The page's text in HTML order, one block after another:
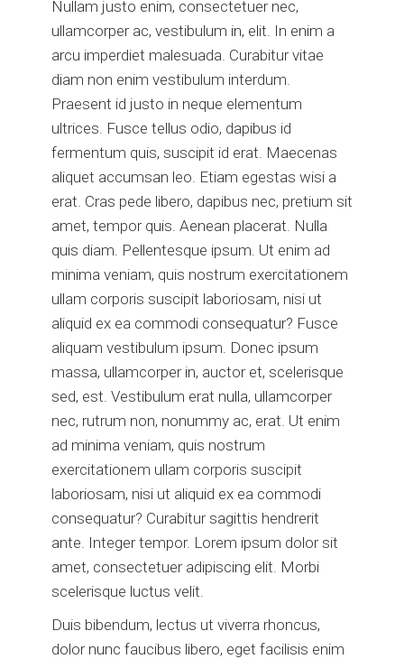
Nullam justo enim, consectetuer nec,
ullamcorper ac, vestibulum in, elit. In enim a
arcu imperdiet malesuada. Curabitur vitae
diam non enim vestibulum interdum.
Praesent id justo in neque elementum
ultrices. Fusce tellus odio, dapibus id
fermentum quis, suscipit id erat. Maecenas
aliquet accumsan leo. Etiam egestas wisi a
erat. Cras pede libero, dapibus nec, pretium sit
amet, tempor quis. Aenean placerat. Nulla
quis diam. Pellentesque ipsum. Ut enim ad
minima veniam, quis nostrum exercitationem
ullam corporis suscipit laboriosam, nisi ut
aliquid ex ea commodi consequatur? Fusce
aliquam vestibulum ipsum. Donec ipsum
massa, ullamcorper in, auctor et, scelerisque
sed, est. Vestibulum erat nulla, ullamcorper
nec, rutrum non, nonummy ac, erat. Ut enim
ad minima veniam, quis nostrum
exercitationem ullam corporis suscipit
laboriosam, nisi ut aliquid ex ea commodi
consequatur? Curabitur sagittis hendrerit
ante. Integer tempor. Lorem ipsum dolor sit
amet, consectetuer adipiscing elit. Morbi
scelerisque luctus velit.
Duis bibendum, lectus ut viverra rhoncus,
dolor nunc faucibus libero, eget facilisis enim